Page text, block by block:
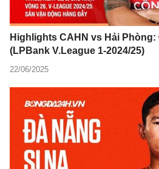
Highlights CAHN vs Hải
(LPBank V.League 1-2024/25)
22/06/2025